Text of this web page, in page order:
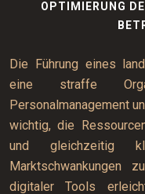
OPTIMIERUNG
Die Führung eines
eine straffe
Personalmanagement
wichtig, die
und gleichzeitig
Marktschwankungen
digitaler Tools